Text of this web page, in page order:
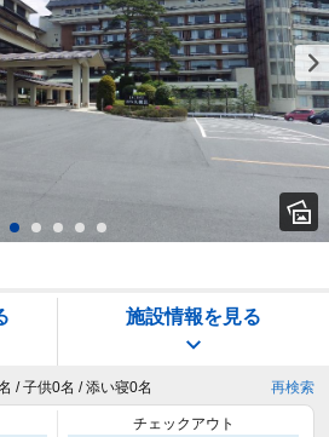
施設情報を見る
/ 子供0名 / 添い寝0名 再検索
チェックアウト